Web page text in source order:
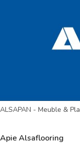
ALSAPAN - Meuble &
Apie Alsaflooring